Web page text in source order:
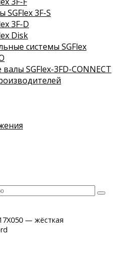
3F-S
3F-D
Disk
системы SGFlex
SGFlex-3FD-CONNECT
— жёсткая